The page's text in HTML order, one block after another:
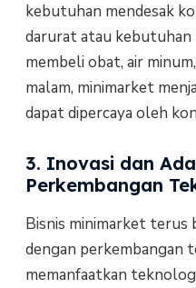
kebutuhan mendesak
darurat atau kebutuhan
membeli obat, air
malam, minimarket
dapat dipercaya oleh
3. Inovasi dan
Perkembangan
Bisnis minimarket terus
dengan perkembangan
memanfaatkan